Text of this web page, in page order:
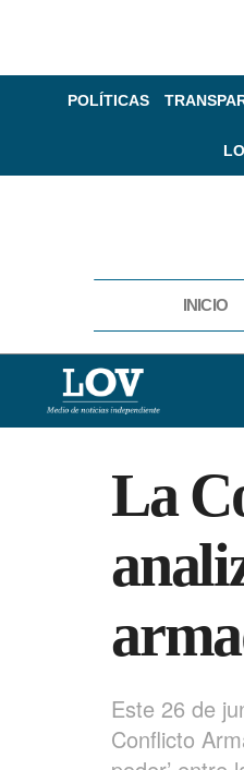
POLÍTICAS
INICIO
La
Este 26 de
Conflicto